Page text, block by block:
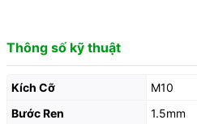
Thông số kỹ thuật
Kích Cỡ
M10
Bước Ren
1.5mm